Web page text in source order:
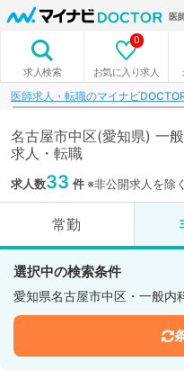
医
求人検索 お気に入り求人
0
医師求人・転職のマイナビ
名古屋市中区(愛知県) 一
求人・転職
求人数33 件※非公開求人を除く
常勤
選択中の検索条件
愛知県名古屋市中区・一般内